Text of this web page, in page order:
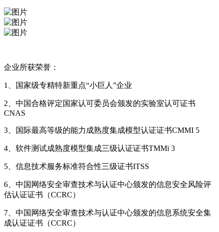
企业所获荣誉：
1、国家级专精特新重点“小巨人”企业
2、中国合格评定国家认可委员会颁发的实验室认可证书
CNAS
3、国际最高等级的能力成熟度集成模型认证证书CMMI 5
4、软件测试成熟度模型集成三级认证证书TMMi 3
5、信息技术服务标准符合性三级证书ITSS
6、中国网络安全审查技术与认证中心颁发的信息安全风险评
估认证证书（CCRC）
7、中国网络安全审查技术与认证中心颁发的信息系统安全集
成认证证书（CCRC）